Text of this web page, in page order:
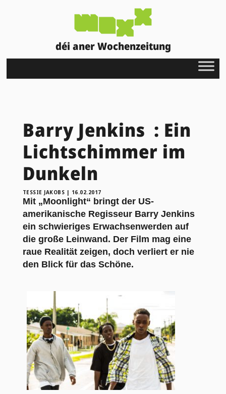
déi aner Wochenzeitung
Barry Jenkins : Ein
Lichtschimmer im
Dunkeln
TESSIE JAKOBS | 16.02.2017
Mit „Moonlight“ bringt der US-
amerikanische Regisseur Barry Jenkins
ein schwieriges Erwachsenwerden auf
die große Leinwand. Der Film mag eine
raue Realität zeigen, doch verliert er nie
den Blick für das Schöne.